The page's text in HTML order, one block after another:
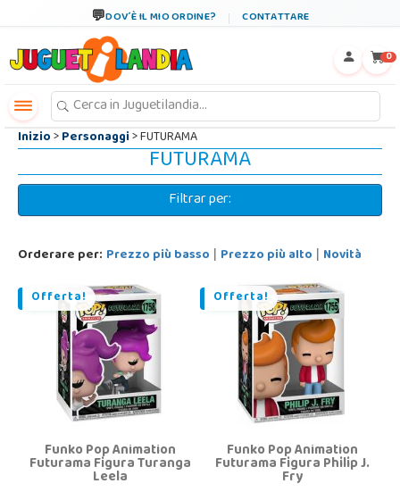
DOV´È IL MIO ORDINE? CONTATTARE
0
Inizio>Personaggi> FUTURAMA
FUTURAMA
Filtrar per:
Orderare per: Prezzo più basso | Prezzo più alto | Novità
Offerta!
Funko Pop Animation
Futurama Figura Turanga
Leela
Offerta!
Funko Pop Animation
Futurama Figura Philip J.
Fry